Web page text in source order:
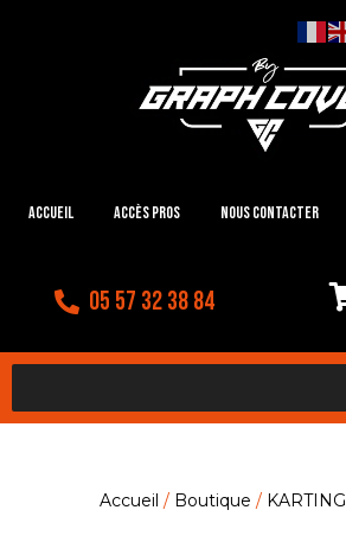
Accueil Accès Pros Nous contacter
05 57 32 38 84
Accueil / Boutique / KARTING